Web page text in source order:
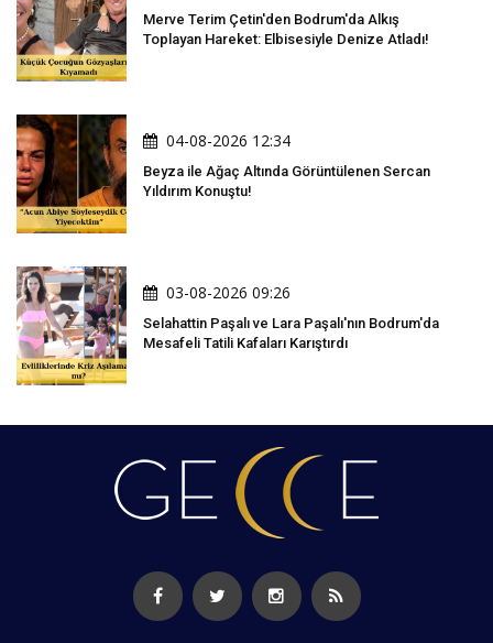
Merve Terim Çetin'den Bodrum'da Alkış
Toplayan Hareket: Elbisesiyle Denize Atladı!
04-08-2026 12:34
Beyza ile Ağaç Altında Görüntülenen Sercan
Yıldırım Konuştu!
03-08-2026 09:26
Selahattin Paşalı ve Lara Paşalı'nın Bodrum'da
Mesafeli Tatili Kafaları Karıştırdı